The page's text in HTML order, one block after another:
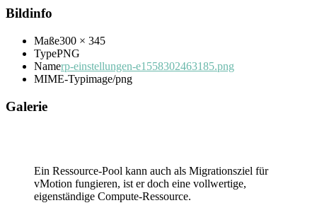
Bildinfo
Maße300 × 345
TypePNG
Namerp-einstellungen-e1558302463185.png
MIME-Typimage/png
Galerie
Ein Ressource-Pool kann auch als Migrationsziel für
vMotion fungieren, ist er doch eine vollwertige,
eigenständige Compute-Ressource.